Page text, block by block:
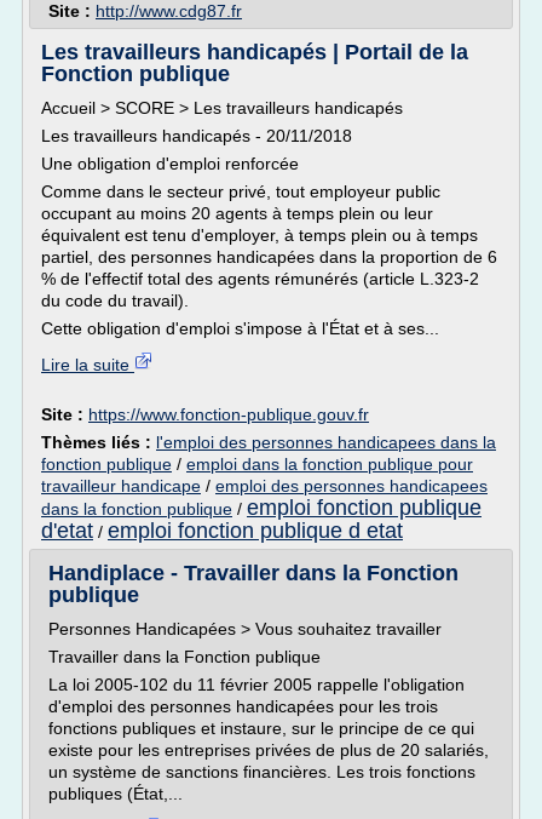
Site : http://www.cdg87.fr
Les travailleurs handicapés | Portail de la
Fonction publique
Accueil > SCORE > Les travailleurs handicapés
Les travailleurs handicapés - 20/11/2018
Une obligation d'emploi renforcée
Comme dans le secteur privé, tout employeur public
occupant au moins 20 agents à temps plein ou leur
équivalent est tenu d'employer, à temps plein ou à temps
partiel, des personnes handicapées dans la proportion de 6
% de l'effectif total des agents rémunérés (article L.323-2
du code du travail).
Cette obligation d'emploi s'impose à l'État et à ses...
Lire la suite
Site : https://www.fonction-publique.gouv.fr
Thèmes liés : l'emploi des personnes handicapees dans la
fonction publique / emploi dans la fonction publique pour
travailleur handicape / emploi des personnes handicapees
dans la fonction publique / emploi fonction publique
d'etat / emploi fonction publique d etat
Handiplace - Travailler dans la Fonction
publique
Personnes Handicapées > Vous souhaitez travailler
Travailler dans la Fonction publique
La loi 2005-102 du 11 février 2005 rappelle l'obligation
d'emploi des personnes handicapées pour les trois
fonctions publiques et instaure, sur le principe de ce qui
existe pour les entreprises privées de plus de 20 salariés,
un système de sanctions financières. Les trois fonctions
publiques (État,...